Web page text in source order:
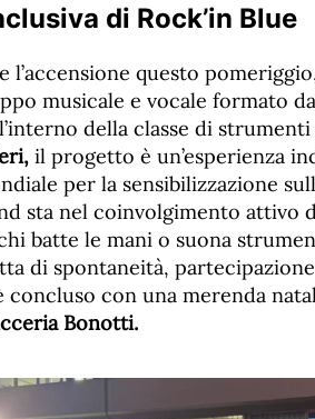
di Rock’in Blue
l’accensione questo
musicale e vocale formato
della classe di
il progetto è un’esperienza
per la sensibilizzazione
sta nel coinvolgimento attivo
batte le mani o suona
di spontaneità,
concluso con una merenda
Bonotti.